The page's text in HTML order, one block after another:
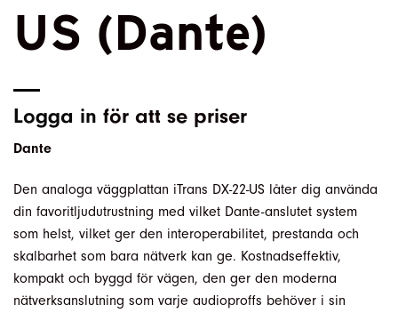
US (Dante)
Logga in för att se priser
Dante
Den analoga väggplattan iTrans DX-22-US låter dig använda
din favoritljudutrustning med vilket Dante-anslutet system
som helst, vilket ger den interoperabilitet, prestanda och
skalbarhet som bara nätverk kan ge. Kostnadseffektiv,
kompakt och byggd för vägen, den ger den moderna
nätverksanslutning som varje audioproffs behöver i sin